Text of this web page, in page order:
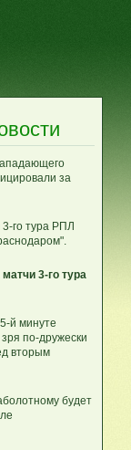
за
го тура РПЛ
3-го тура
минуте
по‑дружески
вторым
будет